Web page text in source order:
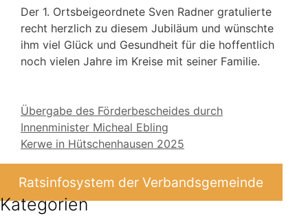
Der 1. Ortsbeigeordnete Sven Radner gratulierte
recht herzlich zu diesem Jubiläum und wünschte
ihm viel Glück und Gesundheit für die hoffentlich
noch vielen Jahre im Kreise mit seiner Familie.
Übergabe des Förderbescheides durch
Innenminister Micheal Ebling
Kerwe in Hütschenhausen 2025
Ratsinfosystem der Verbandsgemeinde
Kategorien